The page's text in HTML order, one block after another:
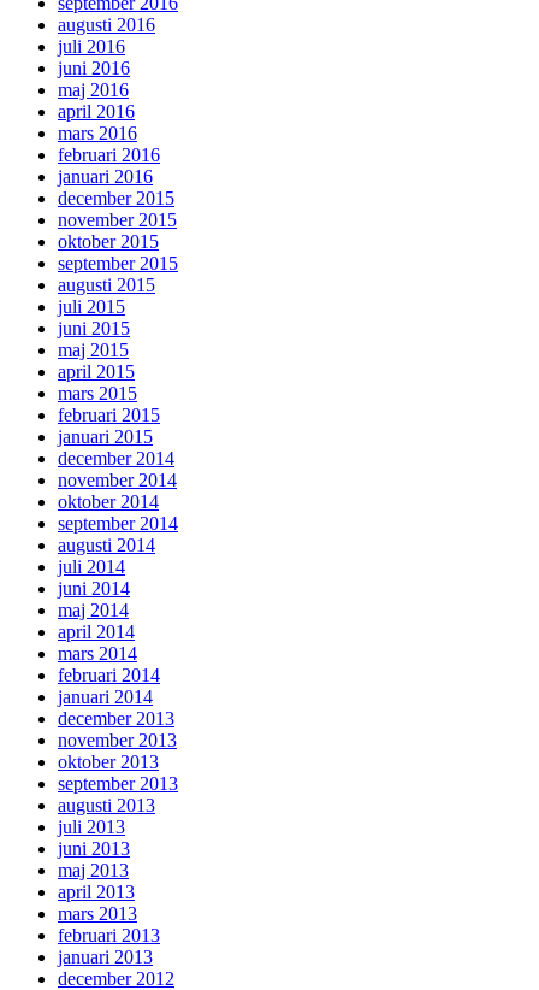
augusti 2016
juli 2016
juni 2016
maj 2016
april 2016
mars 2016
februari 2016
januari 2016
december 2015
november 2015
oktober 2015
september 2015
augusti 2015
juli 2015
juni 2015
maj 2015
april 2015
mars 2015
februari 2015
januari 2015
december 2014
november 2014
oktober 2014
september 2014
augusti 2014
juli 2014
juni 2014
maj 2014
april 2014
mars 2014
februari 2014
januari 2014
december 2013
november 2013
oktober 2013
september 2013
augusti 2013
juli 2013
juni 2013
maj 2013
april 2013
mars 2013
februari 2013
januari 2013
december 2012